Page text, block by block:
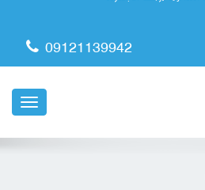
09121139942
ناوبری